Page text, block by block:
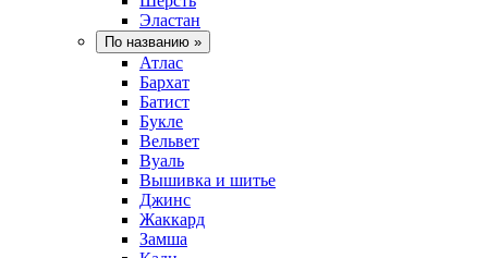
Эластан
По названию »
Атлас
Бархат
Батист
Букле
Вельвет
Вуаль
Вышивка и шитье
Джинс
Жаккард
Замша